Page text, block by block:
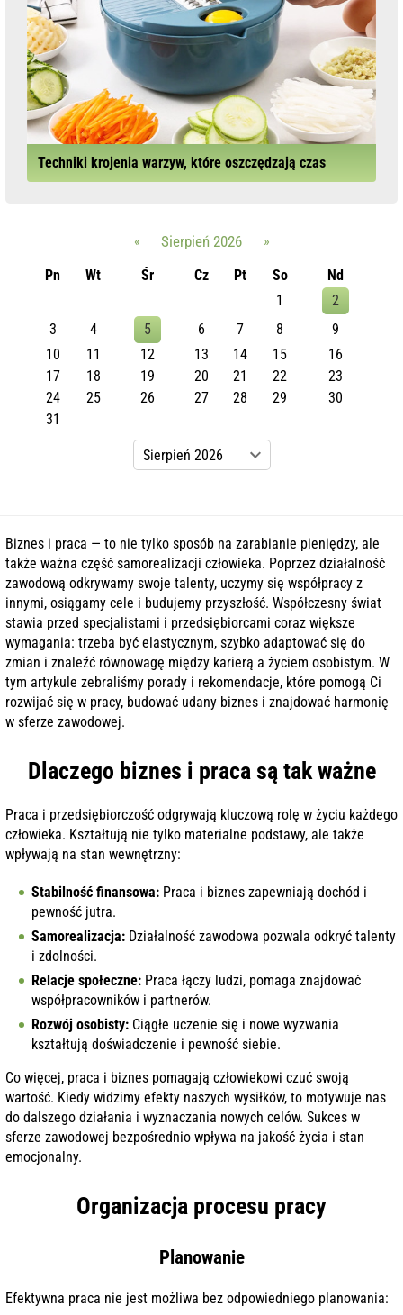
Techniki krojenia warzyw, które oszczędzają czas
« Sierpień 2026
»
Pn
Wt Śr Cz Pt So
Nd
1
2
3
4 5 6 7 8
9
10
11 12 13 14 15
16
17
18 19 20 21 22
23
24
25 26 27 28 29
30
31
Biznes i praca — to nie tylko sposób na zarabianie pieniędzy, ale
także ważna część samorealizacji człowieka. Poprzez działalność
zawodową odkrywamy swoje talenty, uczymy się współpracy z
innymi, osiągamy cele i budujemy przyszłość. Współczesny świat
stawia przed specjalistami i przedsiębiorcami coraz większe
wymagania: trzeba być elastycznym, szybko adaptować się do
zmian i znaleźć równowagę między karierą a życiem osobistym. W
tym artykule zebraliśmy porady i rekomendacje, które pomogą Ci
rozwijać się w pracy, budować udany biznes i znajdować harmonię
w sferze zawodowej.
Dlaczego biznes i praca są tak ważne
Praca i przedsiębiorczość odgrywają kluczową rolę w życiu każdego
człowieka. Kształtują nie tylko materialne podstawy, ale także
wpływają na stan wewnętrzny:
Stabilność finansowa: Praca i biznes zapewniają dochód i
pewność jutra.
Samorealizacja: Działalność zawodowa pozwala odkryć talenty
i zdolności.
Relacje społeczne: Praca łączy ludzi, pomaga znajdować
współpracowników i partnerów.
Rozwój osobisty: Ciągłe uczenie się i nowe wyzwania
kształtują doświadczenie i pewność siebie.
Co więcej, praca i biznes pomagają człowiekowi czuć swoją
wartość. Kiedy widzimy efekty naszych wysiłków, to motywuje nas
do dalszego działania i wyznaczania nowych celów. Sukces w
sferze zawodowej bezpośrednio wpływa na jakość życia i stan
emocjonalny.
Organizacja procesu pracy
Planowanie
Efektywna praca nie jest możliwa bez odpowiedniego planowania: